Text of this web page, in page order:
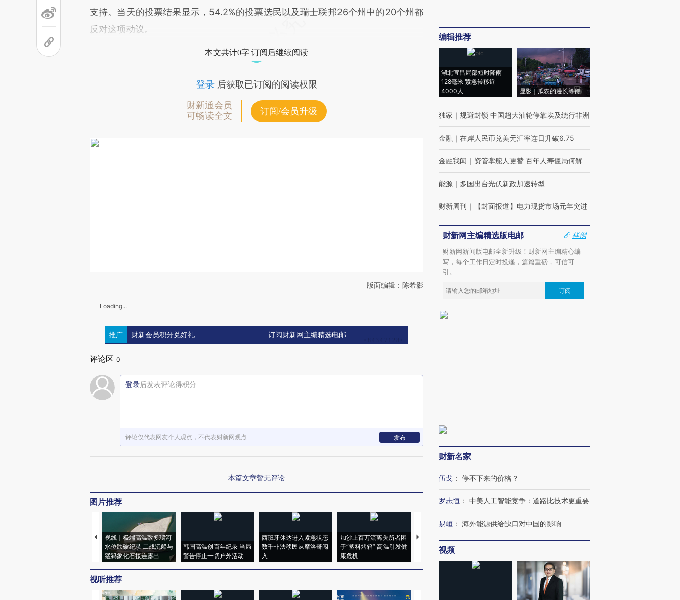
支持。当天的投票结果显示，54.2%的投票选民以及瑞士联邦26个州中的20个州都
反对这项动议。
本文共计0字 订阅后继续阅读
登录后获取已订阅的阅读权限
财新通会员
可畅读全文
订阅/会员升级
版面编辑：陈希影
Loading...
推广 财新会员积分兑好礼 订阅财新网主编精选电邮
评论区 0
登录后发表评论得积分
评论仅代表网友个人观点，不代表财新网观点 发布
本篇文章暂无评论
图片推荐
视线｜极端高温致多瑙河
水位跌破纪录 二战沉船与
猛犸象化石接连露出
韩国高温创百年纪录 当局
警告停止一切户外活动
西班牙休达进入紧急状态
数千非法移民从摩洛哥闯
入
加沙上百万流离失所者困
于“塑料烤箱” 高温引发健
康危机
视线｜HYROX的吸金
术：是什么让中产们甘
心“花钱找虐”？
视听推荐
编辑推荐
湖北宜昌局部短时降雨
128毫米 紧急转移近
4000人
显影｜瓜农的漫长等待
独家 ｜ 规避封锁 中国超大油轮停靠埃及绕行非洲
金融 ｜ 在岸人民币兑美元汇率连日升破6.75
金融我闻 ｜ 资管掌舵人更替 百年人寿僵局何解
能源 ｜ 多国出台光伏新政加速转型
财新周刊 ｜ 【封面报道】电力现货市场元年突进
财新网主编精选版电邮
样例
财新网新闻版电邮全新升级！财新网主编精心编
写，每个工作日定时投递，篇篇重磅，可信可
引。
订阅
财新名家
伍戈 ： 停不下来的价格？
罗志恒 ： 中美人工智能竞争：道路比技术更重要
易峘 ： 海外能源供给缺口对中国的影响
视频